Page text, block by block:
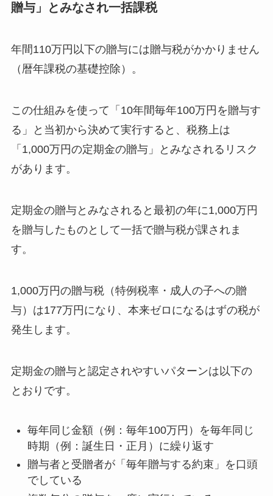
贈与」とみなされ一括課税
年間110万円以下の贈与には贈与税がかかりません
（暦年課税の基礎控除）。
この仕組みを使って「10年間毎年100万円を贈与す
る」と当初から決めて実行すると、税務上は
「1,000万円の定期金の贈与」とみなされるリスク
があります。
定期金の贈与とみなされると最初の年に1,000万円
を贈与したものとして一括で贈与税が課されま
す。
1,000万円の贈与税（特例税率・成人の子への贈
与）は177万円になり、本来ゼロになるはずの税が
発生します。
定期金の贈与と認定されやすいパターンは以下の
とおりです。
毎年同じ金額（例：毎年100万円）を毎年同じ
時期（例：誕生日・正月）に繰り返す
贈与者と受贈者が「毎年贈与する約束」を口頭
でしている